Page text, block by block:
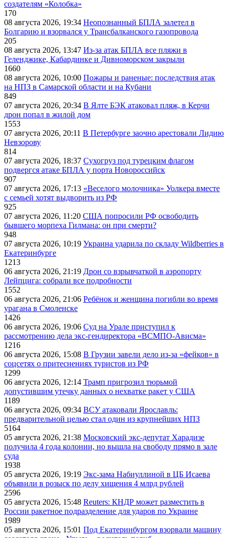
создателям «Колобка»
170
08 августа 2026, 19:34 Неопознанный БПЛА залетел в
Болгарию и взорвался у Трансбалканского газопровода
205
08 августа 2026, 13:47 Из-за атак БПЛА все пляжи в
Геленджике, Кабардинке и Дивноморском закрыли
1660
08 августа 2026, 10:00 Пожары и раненые: последствия атак
на НПЗ в Самарской области и на Кубани
849
07 августа 2026, 20:34 В Ялте БЭК атаковал пляж, в Керчи
дрон попал в жилой дом
1553
07 августа 2026, 20:11 В Петербурге заочно арестовали Лидию
Невзорову
814
07 августа 2026, 18:37 Сухогруз под турецким флагом
подвергся атаке БПЛА у порта Новороссийск
907
07 августа 2026, 17:13 «Веселого молочника» Уолкера вместе
с семьей хотят выдворить из РФ
925
07 августа 2026, 11:20 США попросили РФ освободить
бывшего морпеха Гилмана: он при смерти?
948
07 августа 2026, 10:19 Украина ударила по складу Wildberries в
Екатеринбурге
1213
06 августа 2026, 21:19 Дрон со взрывчаткой в аэропорту
Лейпцига: собрали все подробности
1552
06 августа 2026, 21:06 Ребёнок и женщина погибли во время
урагана в Смоленске
1426
06 августа 2026, 19:06 Суд на Урале приступил к
рассмотрению дела экс-гендиректора «ВСМПО-Ависма»
1216
06 августа 2026, 15:08 В Грузии завели дело из-за «фейков» в
соцсетях о притеснениях туристов из РФ
1299
06 августа 2026, 12:14 Трамп пригрозил тюрьмой
допустившим утечку данных о нехватке ракет у США
1189
06 августа 2026, 09:34 ВСУ атаковали Ярославль:
предварительной целью стал один из крупнейших НПЗ
5164
05 августа 2026, 21:38 Московский экс-депутат Харадизе
получила 4 года колонии, но вышла на свободу прямо в зале
суда
1938
05 августа 2026, 19:19 Экс-зама Набиуллиной в ЦБ Исаева
объявили в розыск по делу хищения 4 млрд рублей
2596
05 августа 2026, 15:48 Reuters: КНДР может разместить в
России ракетное подразделение для ударов по Украине
1989
05 августа 2026, 15:01 Под Екатеринбургом взорвали машину